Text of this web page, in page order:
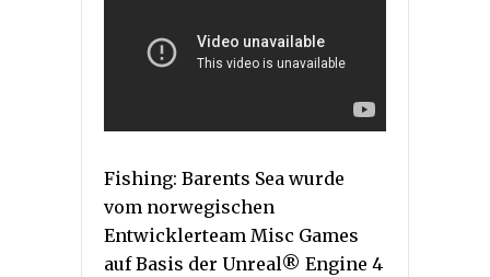
Fishing: Barents Sea wurde
vom norwegischen
Entwicklerteam Misc Games
auf Basis der Unreal® Engine 4